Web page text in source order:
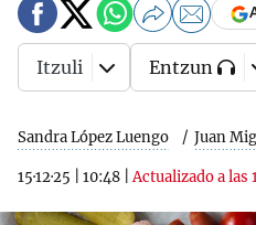
Sandra López Luengo Juan
15·12·25 10:48 |Actualizado a las
Itzuli Entzun